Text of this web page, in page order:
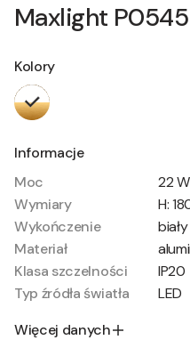
Maxlight
Kolory
Informacje
Moc
22 W
Wymiary
H:
Wykończenie
Materiał
Klasa szczelności
IP20
Typ źródła światła
LED
Więcej danych